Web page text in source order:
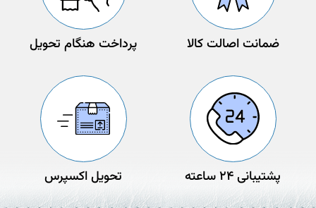
ضمانت اصالت کالا پرداخت هنگام تحویل
پشتیبانی 24 ساعته تحویل اکسپرس